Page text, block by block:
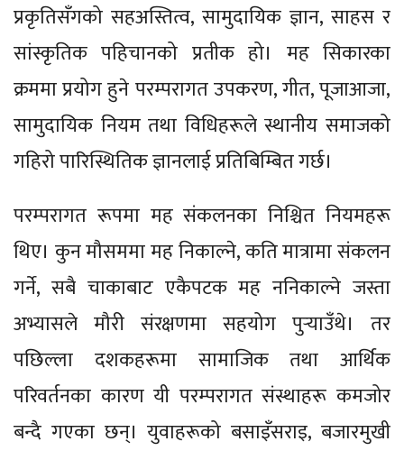
प्रकृतिसँगको सहअस्तित्व, सामुदायिक ज्ञान, साहस र
सांस्कृतिक पहिचानको प्रतीक हो। मह सिकारका
क्रममा प्रयोग हुने परम्परागत उपकरण, गीत, पूजाआजा,
सामुदायिक नियम तथा विधिहरूले स्थानीय समाजको
गहिरो पारिस्थितिक ज्ञानलाई प्रतिबिम्बित गर्छ।
परम्परागत रूपमा मह संकलनका निश्चित नियमहरू
थिए। कुन मौसममा मह निकाल्ने, कति मात्रामा संकलन
गर्ने, सबै चाकाबाट एकैपटक मह ननिकाल्ने जस्ता
अभ्यासले मौरी संरक्षणमा सहयोग पुर्‍याउँथे। तर
पछिल्ला दशकहरूमा सामाजिक तथा आर्थिक
परिवर्तनका कारण यी परम्परागत संस्थाहरू कमजोर
बन्दै गएका छन्। युवाहरूको बसाइँसराइ, बजारमुखी